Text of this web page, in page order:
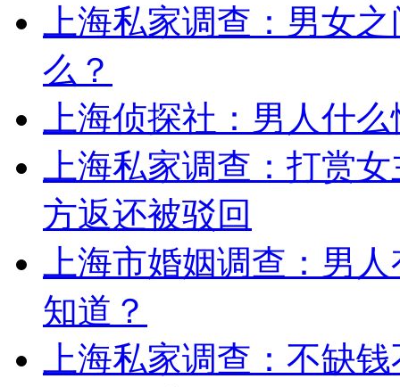
上海私家调查：男女
么？
上海侦探社：男人什
上海私家调查：打赏
方返还被驳回
上海市婚姻调查：男
知道？
上海私家调查：不缺